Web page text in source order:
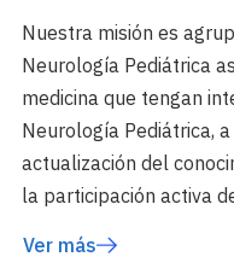
Nuestra misión es
Neurología Pediátrica
medicina que tengan
Neurología Pediátrica,
actualización del
la participación activa
Ver más